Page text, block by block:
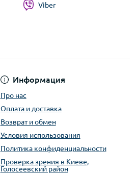
Информация
Про нас
Оплата и доставка
Возврат и обмен
Условия использования
Политика конфиденциальности
Проверка зрения в Киеве,
Голосеевский район
Viber